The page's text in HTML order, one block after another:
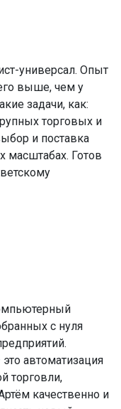
универсал. Опыт
выше, чем у
задачи, как:
торговых и
и поставка
масштабах. Готов
с нуля
автоматизация
торговли,
качественно и